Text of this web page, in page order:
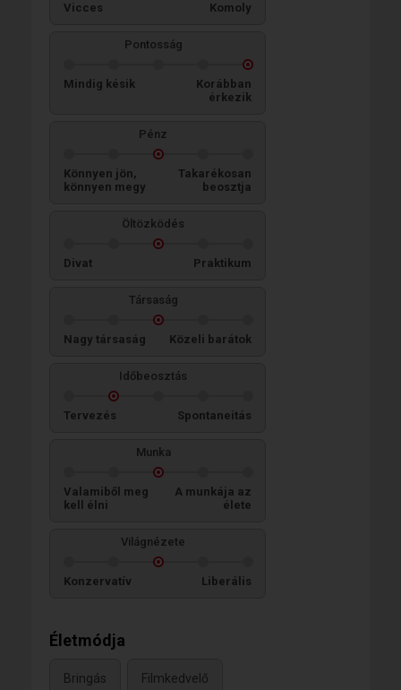
Vicces Komoly
Pontosság
Mindig késik
Korábban
érkezik
Pénz
Könnyen jön,
könnyen megy
Takarékosan
beosztja
Öltözködés
Divat Praktikum
Társaság
Nagy társaság Közeli barátok
Időbeosztás
Tervezés Spontaneitás
Munka
Valamiből meg
kell élni
A munkája az
élete
Világnézete
Konzervatív Liberális
Életmódja
Bringás Filmkedvelő